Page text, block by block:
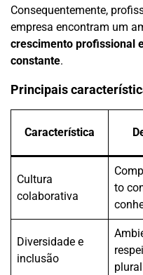
Consequentemente,
empresa encontram um
crescimento profissional
constante.
Principais
Característica
Cultura
colaborativa
to
Diversidade e
inclusão
plural